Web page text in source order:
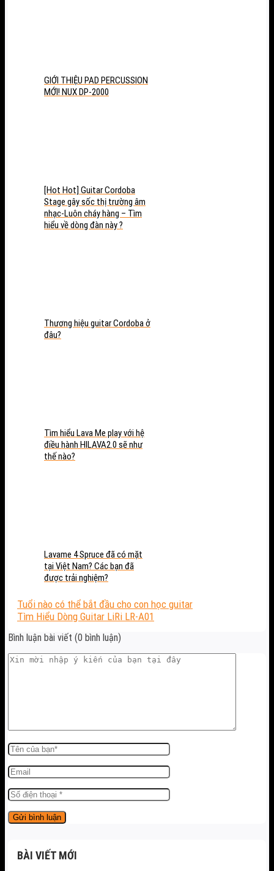
GIỚI THIỆU PAD PERCUSSION
MỚI! NUX DP-2000
[Hot Hot] Guitar Cordoba
Stage gây sốc thị trường âm
nhạc-Luôn cháy hàng – Tìm
hiểu về dòng đàn này ?
Thương hiệu guitar Cordoba ở
đâu?
Tìm hiểu Lava Me play với hệ
điều hành HILAVA2.0 sẽ như
thế nào?
Lavame 4 Spruce đã có mặt
tại Việt Nam? Các bạn đã
được trải nghiệm?
Tuổi nào có thể bắt đầu cho con học guitar
Tìm Hiểu Dòng Guitar LiRi LR-A01
Bình luận bài viết (0 bình luận)
BÀI VIẾT MỚI